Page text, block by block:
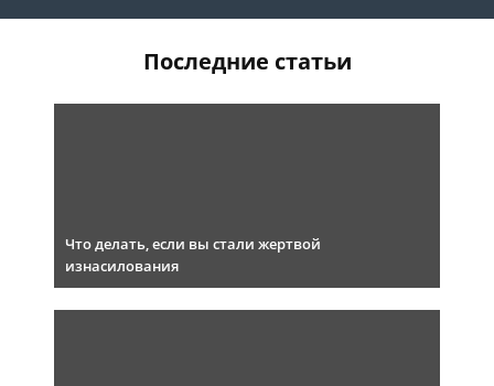
Последние статьи
Что делать, если вы стали жертвой
изнасилования